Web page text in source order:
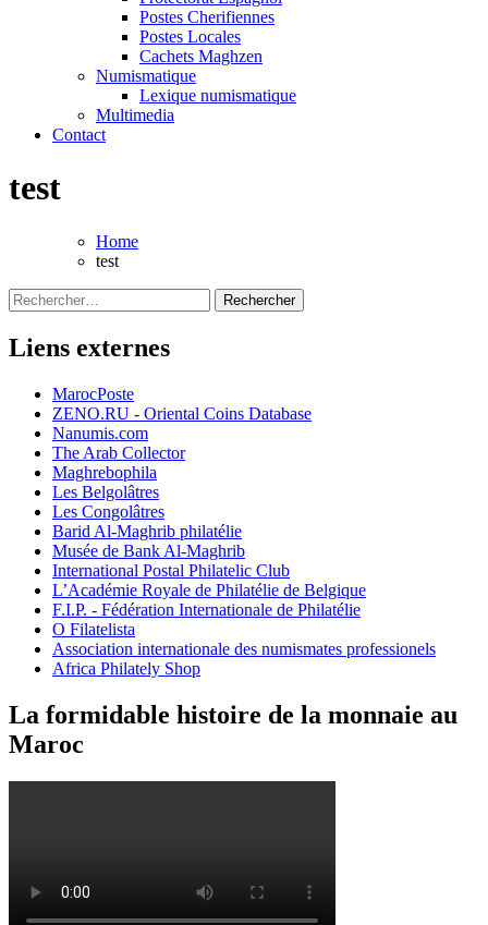
Postes Cherifiennes
Postes Locales
Cachets Maghzen
Numismatique
Lexique numismatique
Multimedia
Contact
test
Home
test
Rechercher :
Liens externes
MarocPoste
ZENO.RU - Oriental Coins Database
Nanumis.com
The Arab Collector
Maghrebophila
Les Belgolâtres
Les Congolâtres
Barid Al-Maghrib philatélie
Musée de Bank Al-Maghrib
International Postal Philatelic Club
L’Académie Royale de Philatélie de Belgique
F.I.P. - Fédération Internationale de Philatélie
O Filatelista
Association internationale des numismates professionels
Africa Philately Shop
La formidable histoire de la monnaie au
Maroc